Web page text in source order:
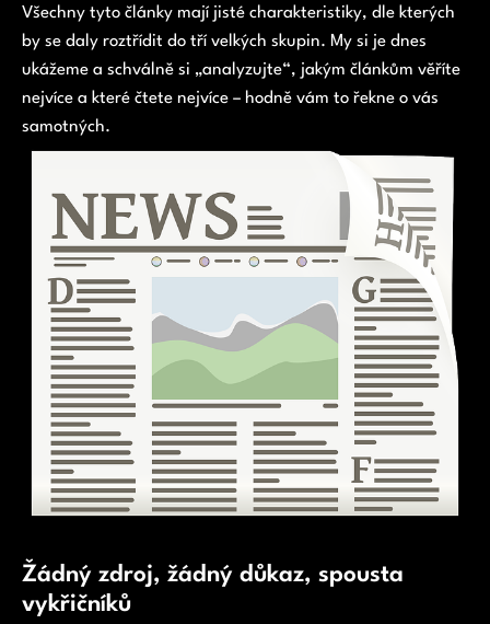
Všechny tyto články mají jisté charakteristiky, dle kterých
by se daly roztřídit do tří velkých skupin. My si je dnes
ukážeme a schválně si „analyzujte“, jakým článkům věříte
nejvíce a které čtete nejvíce – hodně vám to řekne o vás
samotných.
Žádný zdroj, žádný důkaz, spousta
vykřičníků